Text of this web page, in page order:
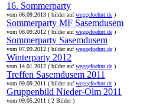
16. Sommerparty
vom 06.09.2013 ( bilder aufweggefoehnt.de )
Sommerparty MF Sasemdusem
vom 08.09.2012 ( bilder aufweggefoehnt.de )
Sommerparty Sasemdusem
vom 07.09.2012 ( bilder aufweggefoehnt.de )
Winterparty 2012
vom 14.01.2012 ( bilder aufweggefoehnt.de )
Treffen Sasemdusem 2011
vom 09.09.2011 ( bilder aufweggefoehnt.de )
Gruppenbild Nieder-Olm 2011
vom 09.05.2011 ( 2 Bilder )